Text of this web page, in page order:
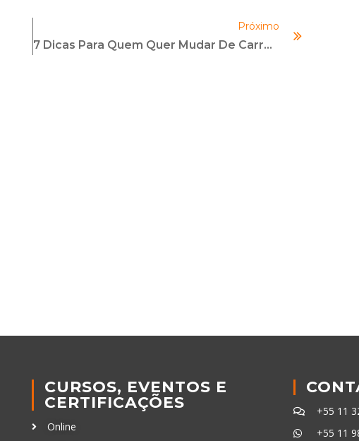
o
volume.
Próximo
7 Dicas Para Quem Quer Mudar De Carreira
CURSOS, EVENTOS E
CERTIFICAÇÕES
Online
+55 11
+55 11